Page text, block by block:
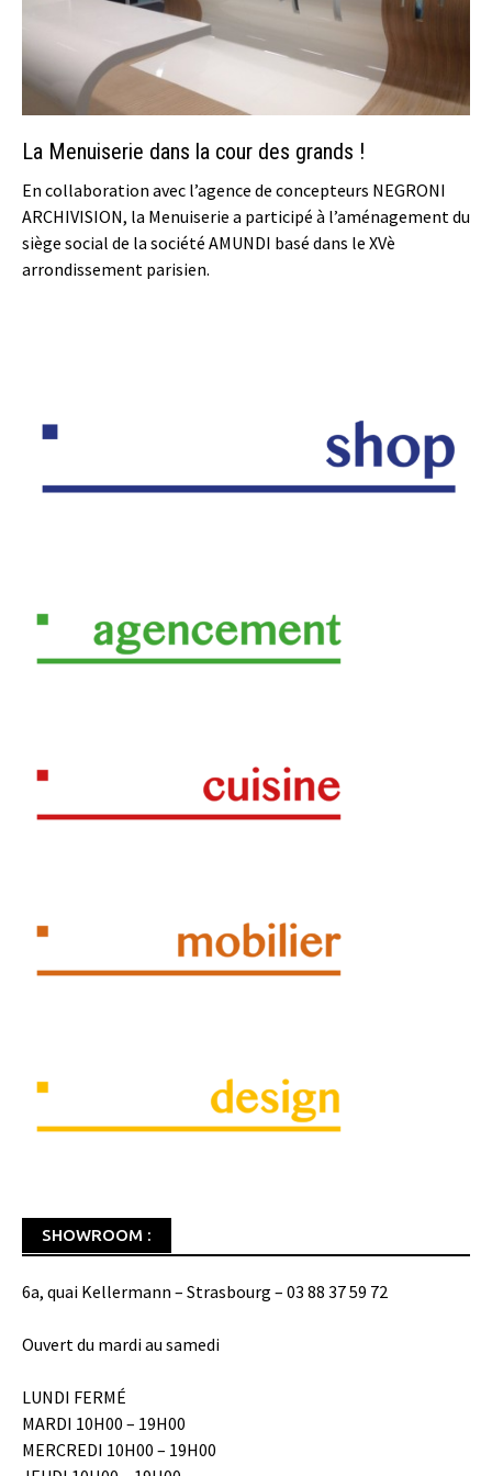
La Menuiserie dans la cour des grands !
En collaboration avec l’agence de concepteurs NEGRONI
ARCHIVISION, la Menuiserie a participé à l’aménagement du
siège social de la société AMUNDI basé dans le XVè
arrondissement parisien.
SHOWROOM :
6a, quai Kellermann – Strasbourg – 03 88 37 59 72
Ouvert du mardi au samedi
LUNDI FERMÉ
MARDI 10H00 – 19H00
MERCREDI 10H00 – 19H00